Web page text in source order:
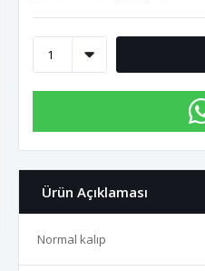
Ürün Açıklaması
Normal kalıp